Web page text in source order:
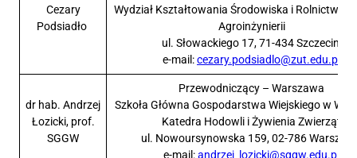
Cezary
Podsiadło
Wydział Kształtowania Środowiska i Rolnictwa,
Agroinżynierii
ul. Słowackiego 17, 71-434 Szczecin
e-mail:cezary.podsiadlo@zut.edu.pl
dr hab. Andrzej
Łozicki, prof.
SGGW
Przewodniczący – Warszawa
Szkoła Główna Gospodarstwa Wiejskiego w
Katedra Hodowli i Żywienia Zwierząt
ul. Nowoursynowska 159, 02-786
e-mail:andrzej_lozicki@sggw.edu.pl